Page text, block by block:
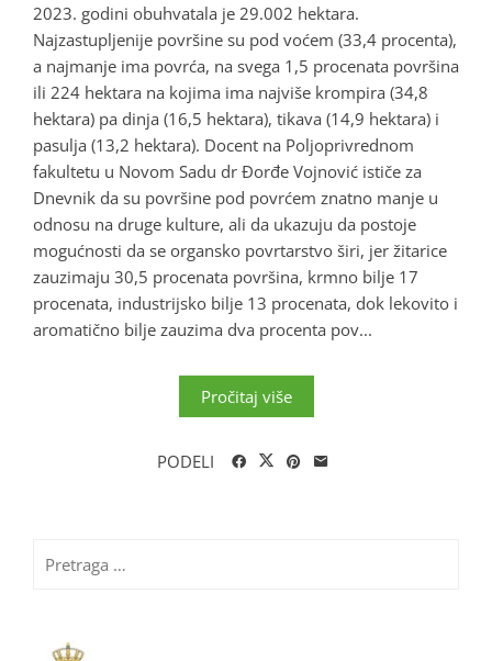
2023. godini obuhvatala je 29.002 hektara.
Najzastupljenije površine su pod voćem (33,4 procenta),
a najmanje ima povrća, na svega 1,5 procenata površina
ili 224 hektara na kojima ima najviše krompira (34,8
hektara) pa dinja (16,5 hektara), tikava (14,9 hektara) i
pasulja (13,2 hektara). Docent na Poljoprivrednom
fakultetu u Novom Sadu dr Đorđe Vojnović ističe za
Dnevnik da su površine pod povrćem znatno manje u
odnosu na druge kulture, ali da ukazuju da postoje
mogućnosti da se organsko povrtarstvo širi, jer žitarice
zauzimaju 30,5 procenata površina, krmno bilje 17
procenata, industrijsko bilje 13 procenata, dok lekovito i
aromatično bilje zauzima dva procenta pov...
Pročitaj više
PODELI
za: